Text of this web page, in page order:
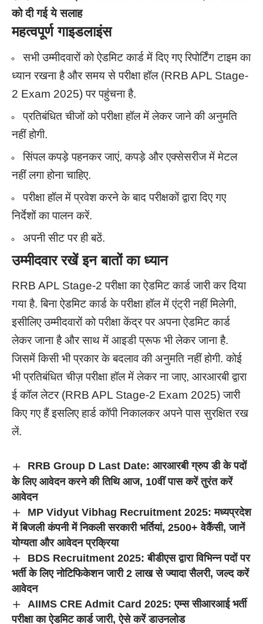
को दी गई ये सलाह
महत्वपूर्ण गाइडलाइंस
सभी उम्मीदवारों को ऐडमिट कार्ड में दिए गए रिपोर्टिंग टाइम का
ध्यान रखना है और समय से परीक्षा हॉल (RRB APL Stage-
2 Exam 2025) पर पहुंचना है.
प्रतिबंधित चीजों को परीक्षा हॉल में लेकर जाने की अनुमति
नहीं होगी.
सिंपल कपड़े पहनकर जाएं, कपड़े और एक्सेसरीज में मेटल
नहीं लगा होना चाहिए.
परीक्षा हॉल में प्रवेश करने के बाद परीक्षकों द्वारा दिए गए
निर्देशों का पालन करें.
अपनी सीट पर ही बठें.
उम्मीदवार रखें इन बातों का ध्यान
RRB APL Stage-2 परीक्षा का ऐडमिट कार्ड जारी कर दिया
गया है. बिना ऐडमिट कार्ड के परीक्षा हॉल में एंट्री नहीं मिलेगी,
इसीलिए उम्मीदवारों को परीक्षा केंद्र पर अपना ऐडमिट कार्ड
लेकर जाना है और साथ में आइडी प्रूफ भी लेकर जाना है.
जिसमें किसी भी प्रकार के बदलाव की अनुमति नहीं होगी. कोई
भी प्रतिबंधित चीज़ परीक्षा हॉल में लेकर ना जाए, आरआरबी द्वारा
ई कॉल लेटर (RRB APL Stage-2 Exam 2025) जारी
किए गए हैं इसलिए हार्ड कॉपी निकालकर अपने पास सुरक्षित रख
लें.
RRB Group D Last Date: आरआरबी ग्रुप डी के पदों
के लिए आवेदन करने की तिथि आज, 10वीं पास करें तुरंत करें
आवेदन
MP Vidyut Vibhag Recruitment 2025: मध्यप्रदेश
में बिजली कंपनी में निकली सरकारी भर्तियां, 2500+ वेकैंसी, जानें
योग्यता और आवेदन प्रक्रिया
BDS Recruitment 2025: बीडीएस द्वारा विभिन्न पदों पर
भर्ती के लिए नोटिफिकेशन जारी 2 लाख से ज्यादा सैलरी, जल्द करें
आवेदन
AIIMS CRE Admit Card 2025: एम्स सीआरआई भर्ती
परीक्षा का ऐडमिट कार्ड जारी, ऐसे करें डाउनलोड